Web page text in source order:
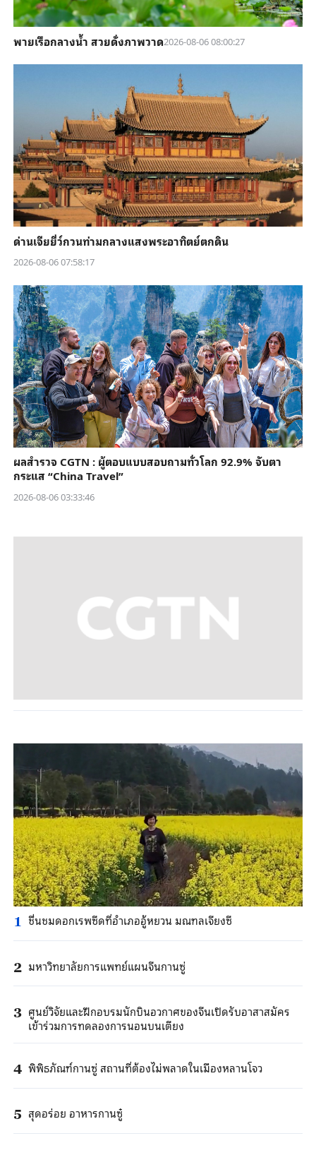
พายเรือกลางน้ำ สวยดั่งภาพวาด2026-08-06 08:00:27
ด่านเจียยี่ว์กวนท่ามกลางแสงพระอาทิตย์ตกดิน
2026-08-06 07:58:17
ผลสำรวจ CGTN : ผู้ตอบแบบสอบถามทั่วโลก 92.9% จับตา
กระแส “China Travel”
2026-08-06 03:33:46
1 ชื่นชมดอกเรพซีดที่อำเภออู้หยวน มณฑลเจียงซี
2 มหาวิทยาลัยการแพทย์แผนจีนกานซู่
3 ศูนย์วิจัยและฝึกอบรมนักบินอวกาศของจีนเปิดรับอาสาสมัคร
เข้าร่วมการทดลองการนอนบนเตียง
4 พิพิธภัณฑ์กานซู่ สถานที่ต้องไม่พลาดในเมืองหลานโจว
5 สุดอร่อย อาหารกานซู๋